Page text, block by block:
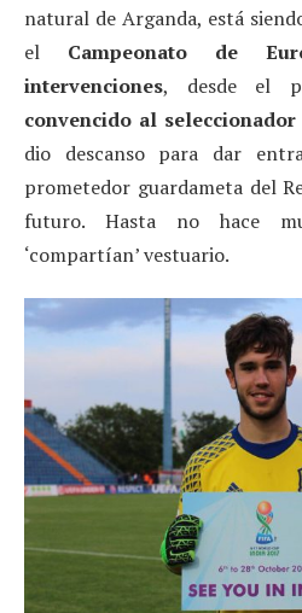
natural de Arganda, está
el Campeonato de
intervenciones, desde el
convencido al
dio descanso para dar
prometedor guardameta del
futuro. Hasta no hace
‘compartían’ vestuario.